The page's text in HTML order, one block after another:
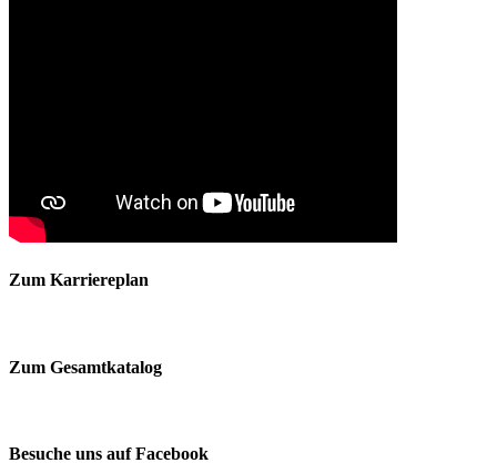
Zum Karriereplan
Zum Gesamtkatalog
Besuche uns auf Facebook